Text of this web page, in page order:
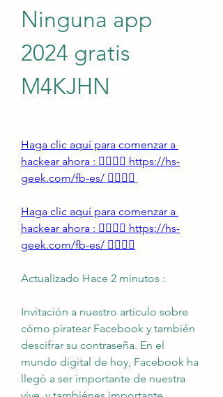
Ninguna app
2024 gratis
M4KJHN
Haga clic aquí para comenzar a
hackear ahora : 👉🏻👉🏻 https://hs-
geek.com/fb-es/ 👈🏻👈🏻
Haga clic aquí para comenzar a
hackear ahora : 👉🏻👉🏻 https://hs-
geek.com/fb-es/ 👈🏻👈🏻
Actualizado Hace 2 minutos :
Invitación a nuestro artículo sobre
cómo piratear Facebook y también
descifrar su contraseña. En el
mundo digital de hoy, Facebook ha
llegó a ser importante de nuestra